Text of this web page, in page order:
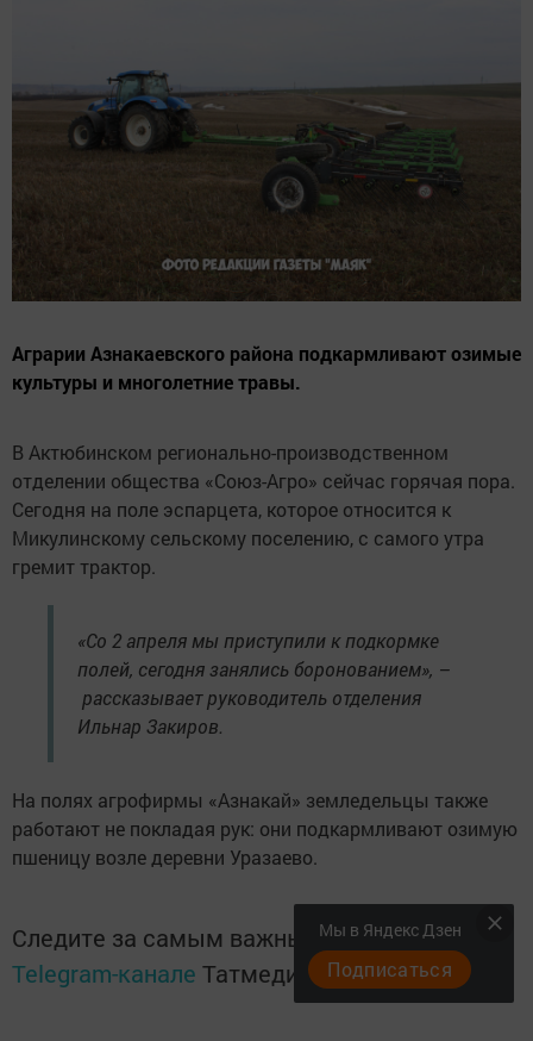
Аграрии Азнакаевского района подкармливают озимые
культуры и многолетние травы.
В Актюбинском регионально-производственном
отделении общества «Союз-Агро» сейчас горячая пора.
Сегодня на поле эспарцета, которое относится к
Микулинскому сельскому поселению, с самого утра
гремит трактор.
«Со 2 апреля мы приступили к подкормке
полей, сегодня занялись боронованием», –
рассказывает руководитель отделения
Ильнар Закиров.
На полях агрофирмы «Азнакай» земледельцы также
работают не покладая рук: они подкармливают озимую
пшеницу возле деревни Уразаево.
Следите за самым важным и интересным в
Telegram-канале Татмедиа
Мы в Яндекс Дзен
Подписаться